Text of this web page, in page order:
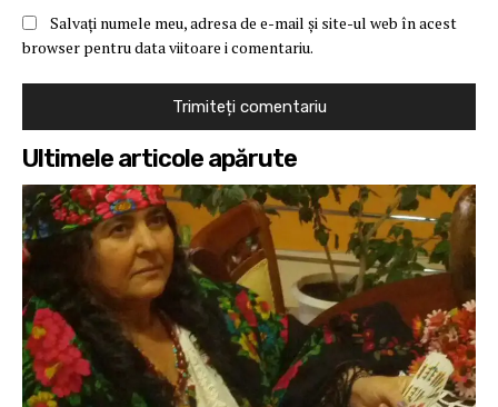
Salvați numele meu, adresa de e-mail și site-ul web în acest
browser pentru data viitoare i comentariu.
Ultimele articole apărute